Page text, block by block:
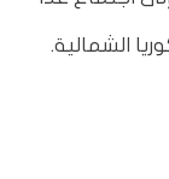
الشمالية.